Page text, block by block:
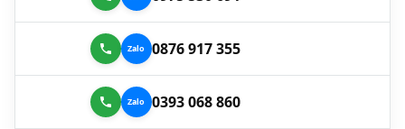
0876 917 355
0393 068 860